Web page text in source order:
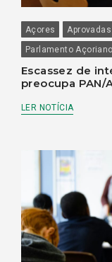
Açores Aprovadas
Parlamento Açoriano
Escassez de
preocupa PAN/
LER NOTÍCIA